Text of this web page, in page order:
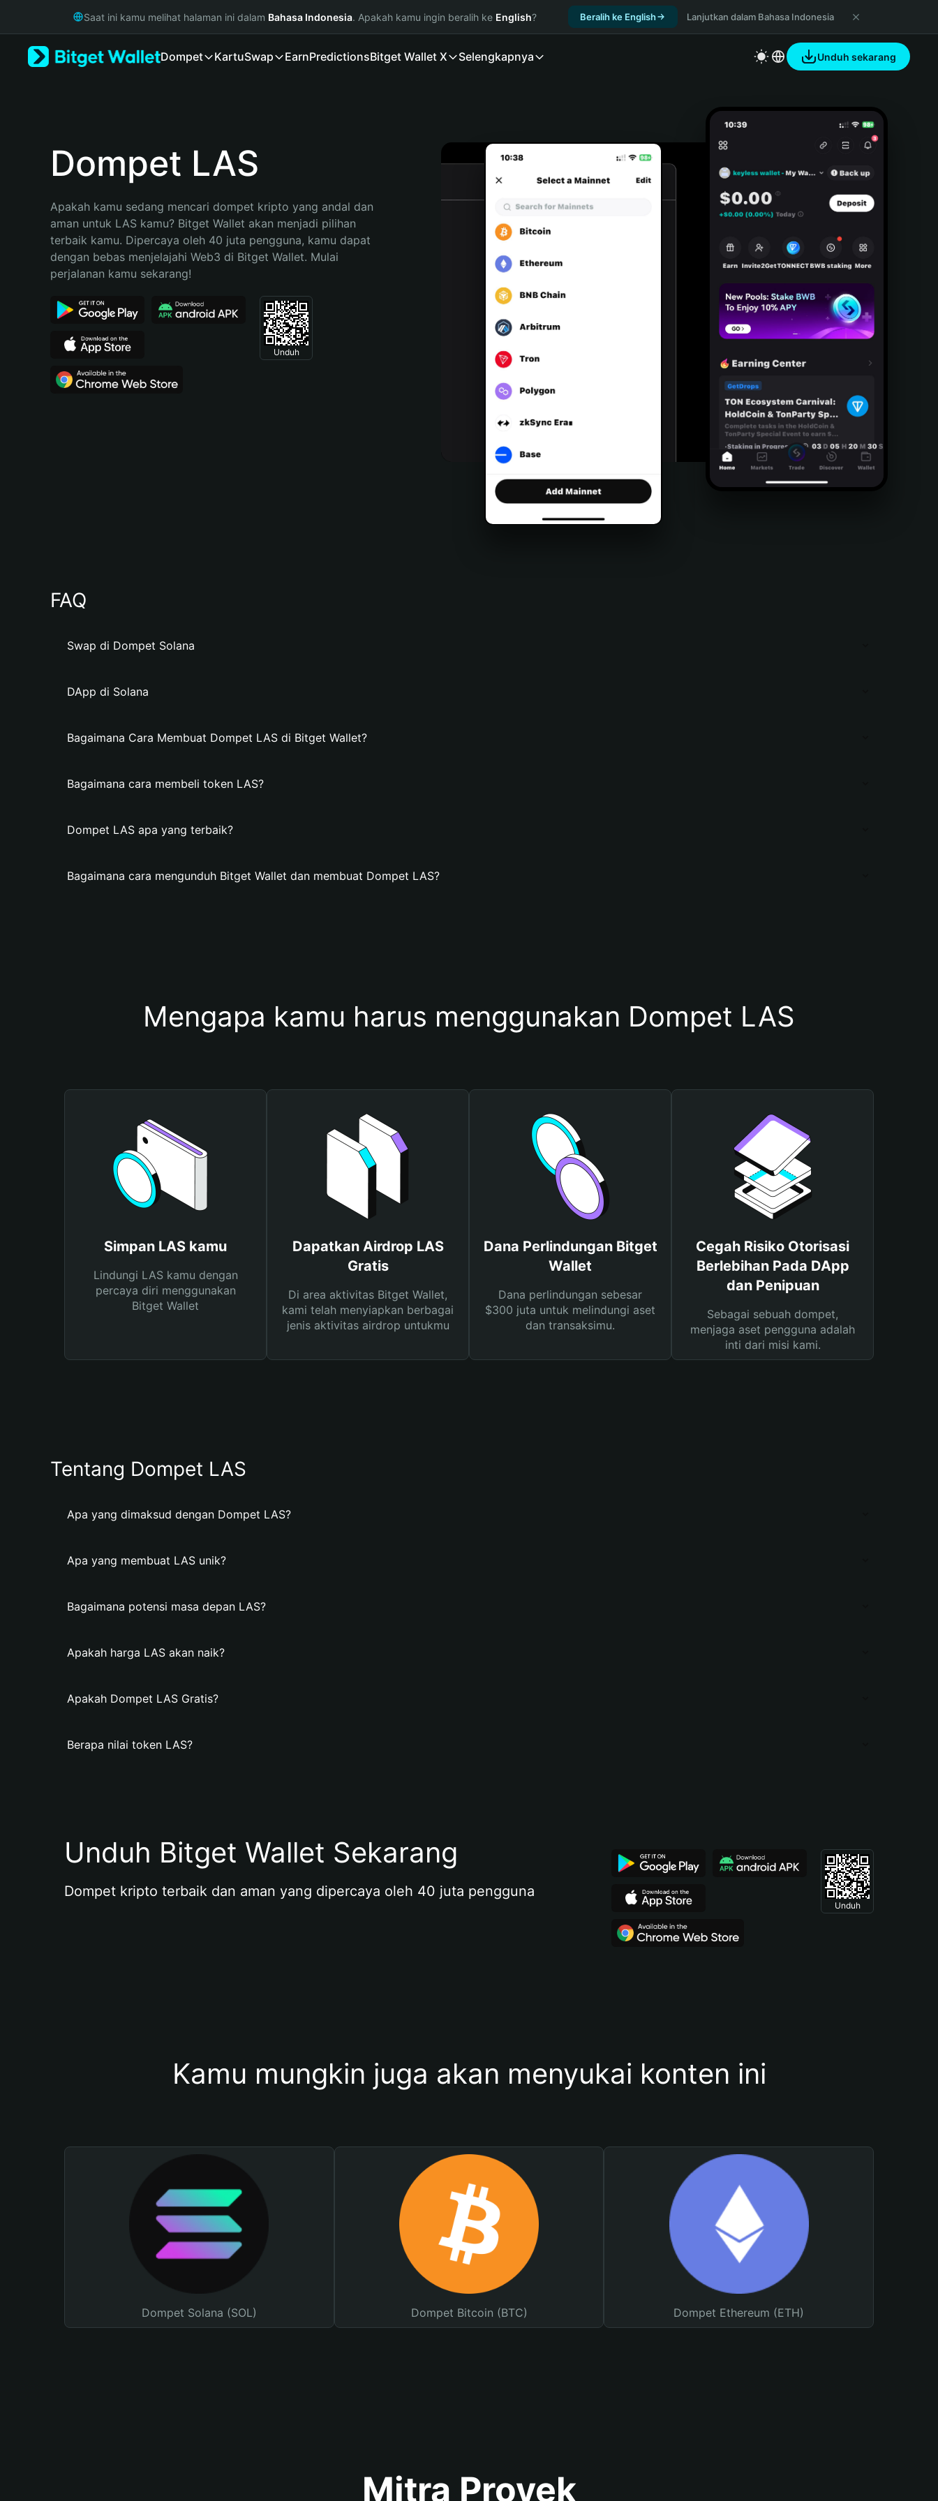
Русский
Bahasa Indonesia
Español (Argentina)
Saat ini kamu melihat halaman ini dalam Bahasa Indonesia. Apakah kamu ingin beralih ke English? Beralih ke English Lanjutkan dalam Bahasa Indonesia
Dompet KartuSwap EarnPredictionsBitget Wallet X Selengkapnya Unduh sekarang
Dompet LAS
Apakah kamu sedang mencari dompet kripto yang andal dan
aman untuk LAS kamu? Bitget Wallet akan menjadi pilihan
terbaik kamu. Dipercaya oleh 40 juta pengguna, kamu dapat
dengan bebas menjelajahi Web3 di Bitget Wallet. Mulai
perjalanan kamu sekarang!
Unduh
FAQ
Swap di Dompet Solana
DApp di Solana
Bagaimana Cara Membuat Dompet LAS di Bitget Wallet?
Bagaimana cara membeli token LAS?
Dompet LAS apa yang terbaik?
Bagaimana cara mengunduh Bitget Wallet dan membuat Dompet LAS?
Mengapa kamu harus menggunakan Dompet LAS
Simpan LAS kamu
Lindungi LAS kamu dengan
percaya diri menggunakan
Bitget Wallet
Dapatkan Airdrop LAS
Gratis
Di area aktivitas Bitget Wallet,
kami telah menyiapkan berbagai
jenis aktivitas airdrop untukmu
Dana Perlindungan Bitget
Wallet
Dana perlindungan sebesar
$300 juta untuk melindungi aset
dan transaksimu.
Cegah Risiko Otorisasi
Berlebihan Pada DApp
dan Penipuan
Sebagai sebuah dompet,
menjaga aset pengguna adalah
inti dari misi kami.
Tentang Dompet LAS
Apa yang dimaksud dengan Dompet LAS?
Apa yang membuat LAS unik?
Bagaimana potensi masa depan LAS?
Apakah harga LAS akan naik?
Apakah Dompet LAS Gratis?
Berapa nilai token LAS?
Unduh Bitget Wallet Sekarang
Dompet kripto terbaik dan aman yang dipercaya oleh 40 juta pengguna
Unduh
Kamu mungkin juga akan menyukai konten ini
Dompet Solana (SOL) Dompet Bitcoin (BTC) Dompet Ethereum (ETH)
Mitra Proyek